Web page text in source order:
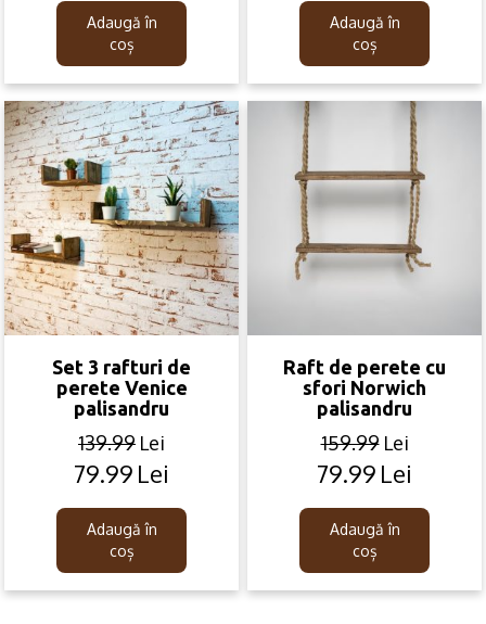
was:
99.99lei.
is:
59.99lei.
Adaugă în
coș
was:
99.99lei.
is:
59.99lei.
Adaugă în
coș
Set 3 rafturi de
perete Venice
palisandru
139.99 Lei
Original
was:
139.99lei.
79.99 Lei
Current
is:
79.99lei.
Adaugă în
coș
Raft de perete cu
sfori Norwich
palisandru
159.99 Lei
Original
was:
159.99lei.
79.99 Lei
Current
is:
79.99lei.
Adaugă în
coș